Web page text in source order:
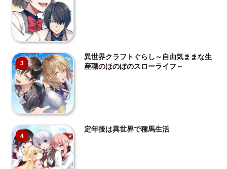
3
異世界クラフトぐらし～自由気ままな生
産職のほのぼのスローライフ～
4
定年後は異世界で種馬生活